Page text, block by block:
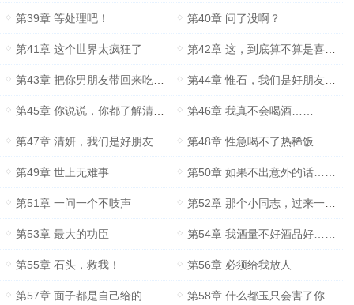
第39章 等处理吧！ 第40章 问了没啊？
第41章 这个世界太疯狂了 第42章 这，到底算不算是喜欢？
第43章 把你男朋友带回来吃个饭吧！ 第44章 惟石，我们是好朋友对吧？
第45章 你说说，你都了解清妍什么？ 第46章 我真不会喝酒……
第47章 清妍，我们是好朋友对吧？ 第48章 性急喝不了热稀饭
第49章 世上无难事 第50章 如果不出意外的话……
第51章 一问一个不吱声 第52章 那个小同志，过来一下！
第53章 最大的功臣 第54章 我酒量不好酒品好……
第55章 石头，救我！ 第56章 必须给我放人
第57章 面子都是自己给的 第58章 什么都玉只会害了你